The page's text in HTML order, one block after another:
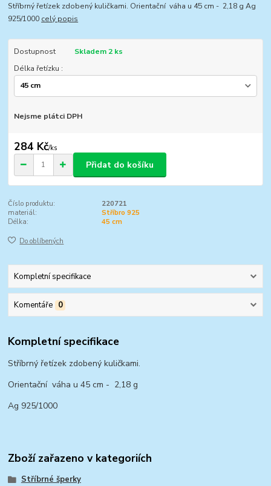
Stříbrný řetízek zdobený kuličkami. Orientační váha u 45 cm - 2,18 g Ag
925/1000 celý popis
Dostupnost
Skladem 2 ks
Délka řetízku :
Nejsme plátci DPH
284 Kč/ks
Přidat do košíku
Číslo produktu:
220721
materiál:
Stříbro 925
Délka:
45 cm
Do oblíbených
Kompletní specifikace
Komentáře 0
Kompletní specifikace
Stříbrný řetízek zdobený kuličkami.
Orientační váha u 45 cm - 2,18 g
Ag 925/1000
Zboží zařazeno v kategoriích
Stříbrné šperky